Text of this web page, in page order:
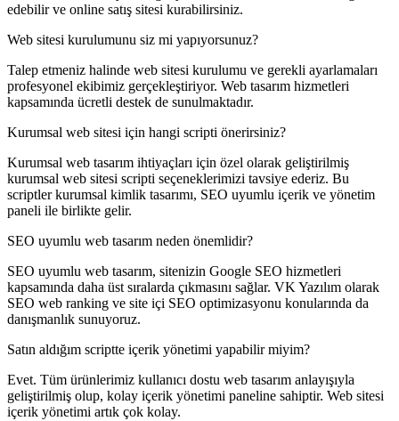
edebilir ve online satış sitesi kurabilirsiniz.
Web sitesi kurulumunu siz mi yapıyorsunuz?
Talep etmeniz halinde web sitesi kurulumu ve gerekli ayarlamaları
profesyonel ekibimiz gerçekleştiriyor. Web tasarım hizmetleri
kapsamında ücretli destek de sunulmaktadır.
Kurumsal web sitesi için hangi scripti önerirsiniz?
Kurumsal web tasarım ihtiyaçları için özel olarak geliştirilmiş
kurumsal web sitesi scripti seçeneklerimizi tavsiye ederiz. Bu
scriptler kurumsal kimlik tasarımı, SEO uyumlu içerik ve yönetim
paneli ile birlikte gelir.
SEO uyumlu web tasarım neden önemlidir?
SEO uyumlu web tasarım, sitenizin Google SEO hizmetleri
kapsamında daha üst sıralarda çıkmasını sağlar. VK Yazılım olarak
SEO web ranking ve site içi SEO optimizasyonu konularında da
danışmanlık sunuyoruz.
Satın aldığım scriptte içerik yönetimi yapabilir miyim?
Evet. Tüm ürünlerimiz kullanıcı dostu web tasarım anlayışıyla
geliştirilmiş olup, kolay içerik yönetimi paneline sahiptir. Web sitesi
içerik yönetimi artık çok kolay.